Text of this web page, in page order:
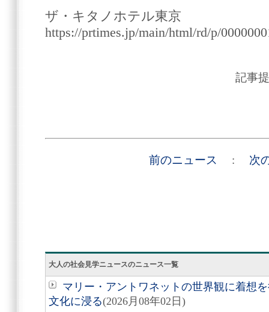
ザ・キタノホテル東京
https://prtimes.jp/main/html/rd/p/
記事
前のニュース : 次
大人の社会見学ニュースのニュース一覧
マリー・アントワネットの世界観に着想
文化に浸る(2026月08年02日)